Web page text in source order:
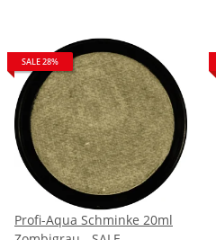
SALE 28%
Profi-Aqua Schminke 20ml